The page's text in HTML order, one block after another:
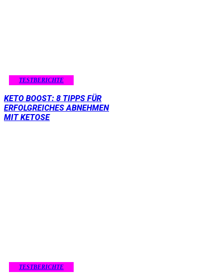
TESTBERICHTE
KETO BOOST: 8 TIPPS FÜR
ERFOLGREICHES ABNEHMEN
MIT KETOSE
TESTBERICHTE